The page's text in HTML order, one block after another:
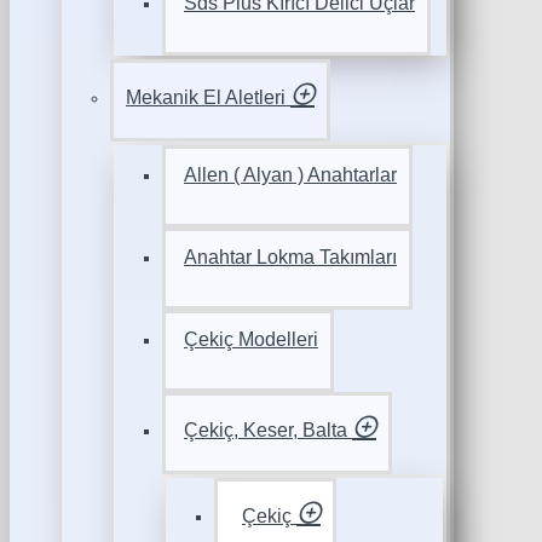
Mekanik El Aletleri
Allen ( Alyan ) Anahtarlar
Anahtar Lokma Takımları
Çekiç Modelleri
Çekiç, Keser, Balta
Çekiç